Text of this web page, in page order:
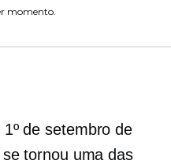
momento.
de setembro de
tornou uma das